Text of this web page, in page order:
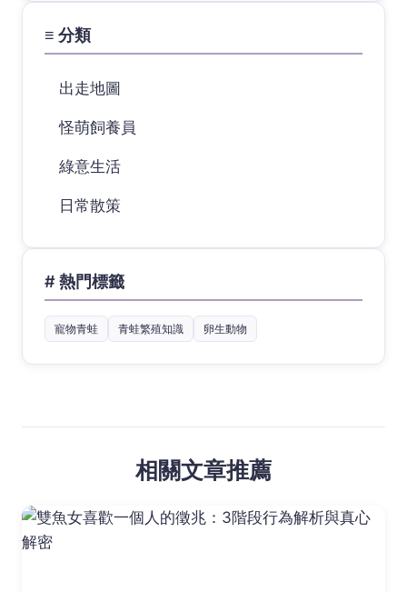
≡ 分類
出走地圖
怪萌飼養員
綠意生活
日常散策
# 熱門標籤
寵物青蛙 青蛙繁殖知識 卵生動物
相關文章推薦